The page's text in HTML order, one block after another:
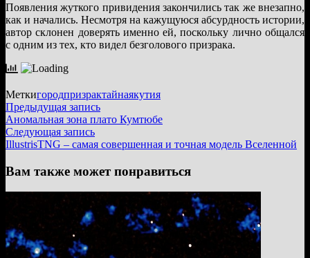
Появления жуткого привидения закончились так же внезапно,
как и начались. Несмотря на кажущуюся абсурдность истории,
автор склонен доверять именно ей, поскольку лично общался
с одним из тех, кто видел безголового призрака.
Меткигородпризрактайнаякутия
Навигация
по
записям
Предыдущая записьПредыдущая
запись:
Аномальная зона плато Кумтюбе
Следующая записьСледующая
запись:
IllustrisTNG – самая совершенная и точная модель Вселенной
Вам также может понравиться